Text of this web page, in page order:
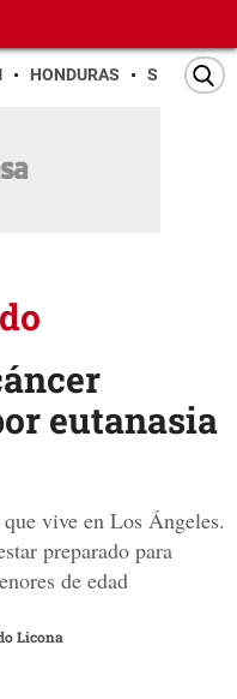
HONDURAS SAN PEDRO
eutanasia
vive en Los Ángeles.
preparado para
de edad
Licona